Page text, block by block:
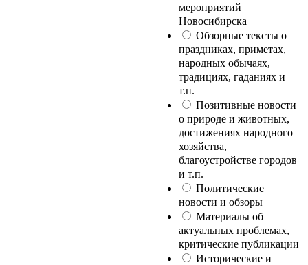
мероприятий
Новосибирска
Обзорные тексты о
праздниках, приметах,
народных обычаях,
традициях, гаданиях и
т.п.
Позитивные новости
о природе и животных,
достижениях народного
хозяйства,
благоустройстве городов
и т.п.
Политические
новости и обзоры
Материалы об
актуальных проблемах,
критические публикации
Исторические и